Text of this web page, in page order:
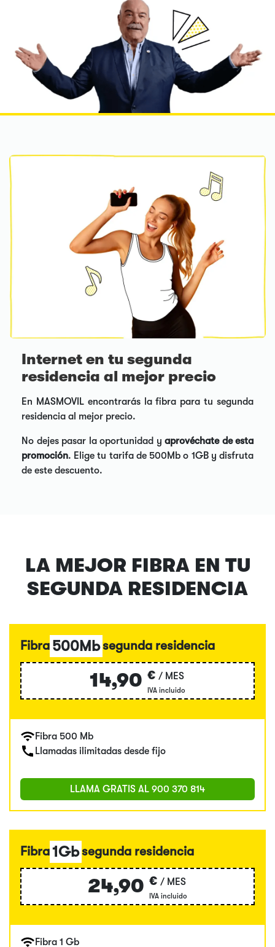
Internet en tu segunda
residencia al mejor precio
En MASMOVIL encontrarás la fibra para tu segunda
residencia al mejor precio.
No dejes pasar la oportunidad y aprovéchate de esta
promoción. Elige tu tarifa de 500Mb o 1GB y disfruta
de este descuento.
LA MEJOR FIBRA EN TU
SEGUNDA RESIDENCIA
Fibra 500Mbsegunda residencia
14,90 € / MES
IVA incluido
Fibra 500 Mb
Llamadas ilimitadas desde fijo
LLAMA GRATIS AL 900 370 814
Fibra1Gbsegunda residencia
24,90 € / MES
IVA incluido
Fibra 1 Gb